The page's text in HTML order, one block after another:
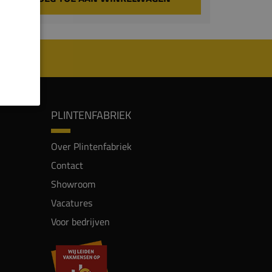
PLINTENFABRIEK
Over Plintenfabriek
Contact
Showroom
Vacatures
Voor bedrijven